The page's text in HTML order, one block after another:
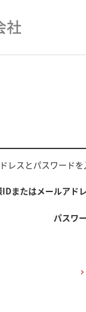
レスとパスワード
IDまたはメールアド
パスワ